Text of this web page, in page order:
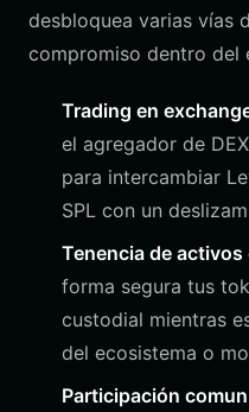
desbloquea varias vías
compromiso dentro del
Trading en
el agregador de
para intercambiar
SPL con un
Tenencia de
forma segura tus
custodial mientras
del ecosistema o
Participación